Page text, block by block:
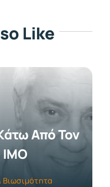
Like
Από Τον
ΙΜΟ
Βιωσιμότητα